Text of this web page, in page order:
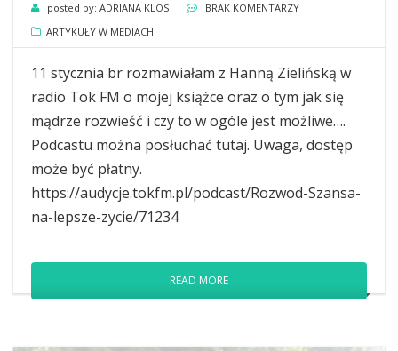
posted by: ADRIANA KLOS
BRAK KOMENTARZY
ARTYKUŁY W MEDIACH
11 stycznia br rozmawiałam z Hanną Zielińską w
radio Tok FM o mojej książce oraz o tym jak się
mądrze rozwieść i czy to w ogóle jest możliwe….
Podcastu można posłuchać tutaj. Uwaga, dostęp
może być płatny.
https://audycje.tokfm.pl/podcast/Rozwod-Szansa-
na-lepsze-zycie/71234
READ MORE